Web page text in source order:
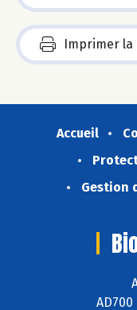
Imprimer la
Accueil
Gestion